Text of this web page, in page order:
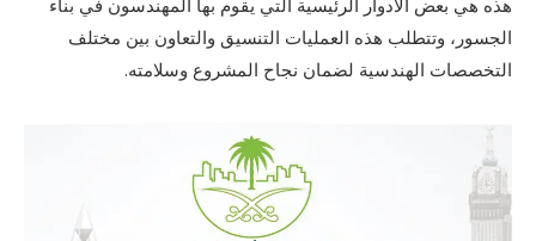
هذه هي بعض الأدوار الرئيسية التي يقوم بها المهندسون في بناء
الجسور، وتتطلب هذه العمليات التنسيق والتعاون بين مختلف
التخصصات الهندسية لضمان نجاح المشروع وسلامته.